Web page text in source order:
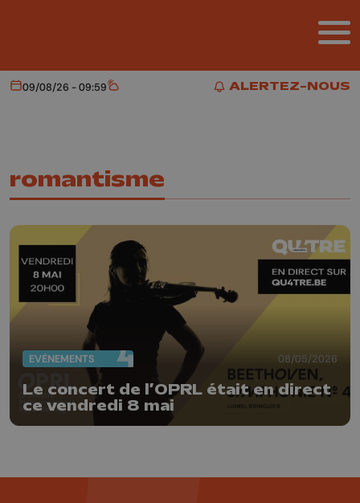
ALERTEZ-NOUS
ALERTEZ-NOUS
Aujourd'hui
09/08/26 - 09:59 Météo
romantisme
EVÈNEMENTS 08/05/2026
Le concert de l’OPRL était en direct
ce vendredi 8 mai